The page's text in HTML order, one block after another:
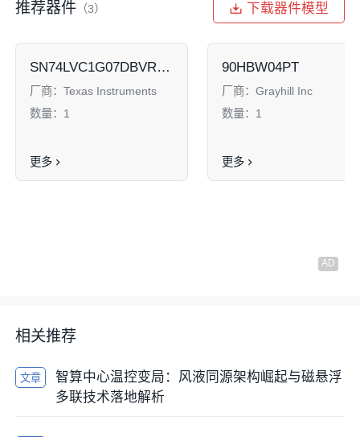
推荐器件 （3） 下载器件模型
SN74LVC1G07DBVRG4
厂商： Texas Instruments
数量： 1
更多
90HBW04PT
厂商： Grayhill Inc
数量： 1
更多
相关推荐
文章
智算中心温控变局：风液同源架构崛起与磁悬浮
多联技术落地解析